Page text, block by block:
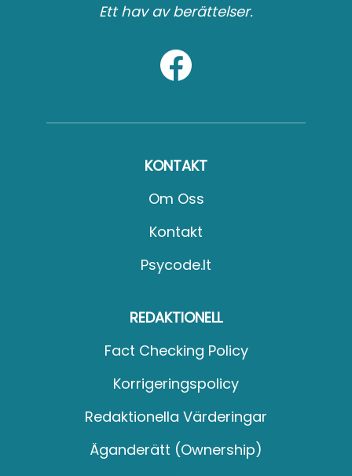
Ett hav av berättelser.
KONTAKT
Om Oss
Kontakt
Psycode.it
REDAKTIONELL
Fact Checking Policy
Korrigeringspolicy
Redaktionella Värderingar
Äganderätt (Ownership)